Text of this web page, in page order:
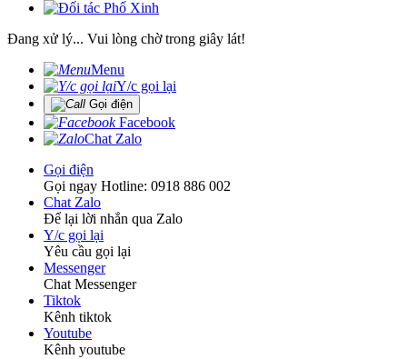
Đang xử lý... Vui lòng chờ trong giây lát!
Menu
Y/c gọi lại
Gọi điện
Facebook
Chat Zalo
Gọi điện
Gọi ngay Hotline: 0918 886 002
Chat Zalo
Để lại lời nhắn qua Zalo
Y/c gọi lại
Yêu cầu gọi lại
Messenger
Chat Messenger
Tiktok
Kênh tiktok
Youtube
Kênh youtube